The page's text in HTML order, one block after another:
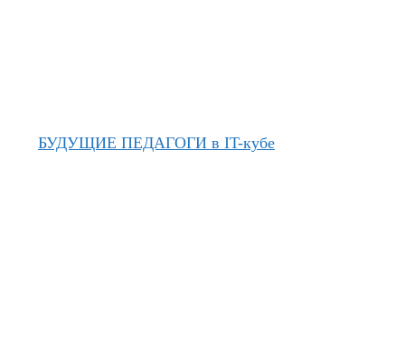
БУДУЩИЕ ПЕДАГОГИ в IT-кубе